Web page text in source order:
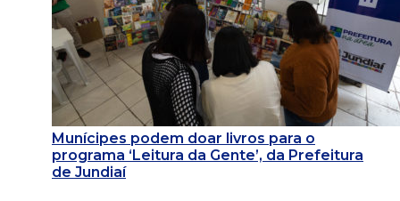
Munícipes podem doar livros para o
programa ‘Leitura da Gente’, da Prefeitura
de Jundiaí